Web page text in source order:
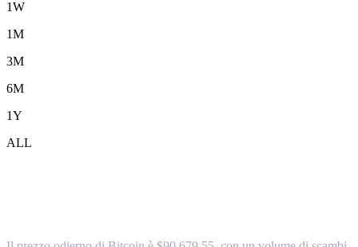
1W
1M
3M
6M
1Y
ALL